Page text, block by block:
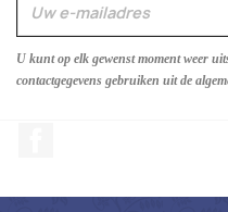
U kunt op elk gewenst moment weer
contactgegevens gebruiken uit de